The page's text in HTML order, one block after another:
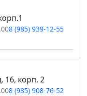
8 (985) 939-12-55
16, корп. 2
8 (985) 908-76-52